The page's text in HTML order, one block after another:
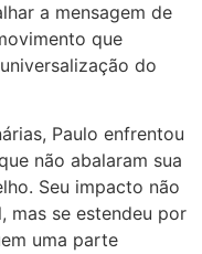
a mensagem de
que
do
Paulo enfrentou
não abalaram sua
Seu impacto não
mas se estendeu por
uma parte